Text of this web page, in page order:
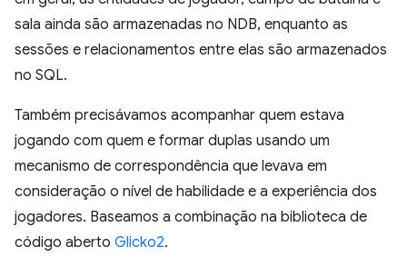
sala ainda são armazenadas no NDB, enquanto as
sessões e relacionamentos entre elas são armazenados
no SQL.
Também precisávamos acompanhar quem estava
jogando com quem e formar duplas usando um
mecanismo de correspondência que levava em
consideração o nível de habilidade e a experiência dos
jogadores. Baseamos a combinação na biblioteca de
código aberto Glicko2.